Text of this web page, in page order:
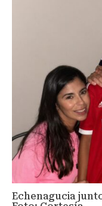
Echenagucia